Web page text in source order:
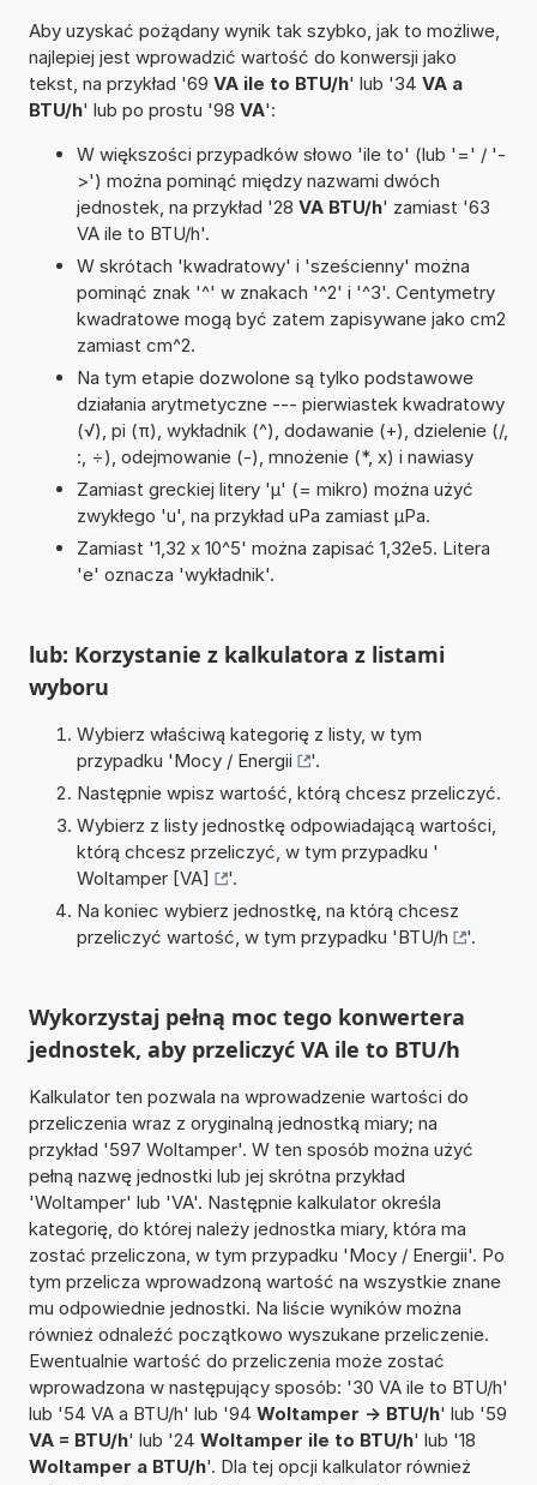
Aby uzyskać pożądany wynik tak szybko, jak to możliwe,
najlepiej jest wprowadzić wartość do konwersji jako
tekst, na przykład '69 VA ile to BTU/h' lub '34 VA a
BTU/h' lub po prostu '98 VA':
W większości przypadków słowo 'ile to' (lub '=' / '-
>') można pominąć między nazwami dwóch
jednostek, na przykład '28 VA BTU/h' zamiast '63
VA ile to BTU/h'.
W skrótach 'kwadratowy' i 'sześcienny' można
pominąć znak '^' w znakach '^2' i '^3'. Centymetry
kwadratowe mogą być zatem zapisywane jako cm2
zamiast cm^2.
Na tym etapie dozwolone są tylko podstawowe
działania arytmetyczne --- pierwiastek kwadratowy
(√), pi (π), wykładnik (^), dodawanie (+), dzielenie (/,
:, ÷), odejmowanie (-), mnożenie (*, x) i nawiasy
Zamiast greckiej litery 'µ' (= mikro) można użyć
zwykłego 'u', na przykład uPa zamiast µPa.
Zamiast '1,32 x 10^5' można zapisać 1,32e5. Litera
'e' oznacza 'wykładnik'.
lub: Korzystanie z kalkulatora z listami
wyboru
Wybierz właściwą kategorię z listy, w tym
przypadku 'Mocy / Energii
'.
Następnie wpisz wartość, którą chcesz przeliczyć.
Wybierz z listy jednostkę odpowiadającą wartości,
którą chcesz przeliczyć, w tym przypadku '
Woltamper [VA]
'.
Na koniec wybierz jednostkę, na którą chcesz
przeliczyć wartość, w tym przypadku 'BTU/h '.
Wykorzystaj pełną moc tego konwertera
jednostek, aby przeliczyć VA ile to BTU/h
Kalkulator ten pozwala na wprowadzenie wartości do
przeliczenia wraz z oryginalną jednostką miary; na
przykład '597 Woltamper'. W ten sposób można użyć
pełną nazwę jednostki lub jej skrótna przykład
'Woltamper' lub 'VA'. Następnie kalkulator określa
kategorię, do której należy jednostka miary, która ma
zostać przeliczona, w tym przypadku 'Mocy / Energii'. Po
tym przelicza wprowadzoną wartość na wszystkie znane
mu odpowiednie jednostki. Na liście wyników można
również odnaleźć początkowo wyszukane przeliczenie.
Ewentualnie wartość do przeliczenia może zostać
wprowadzona w następujący sposób: '30 VA ile to BTU/h'
lub '54 VA a BTU/h' lub '94 Woltamper -> BTU/h' lub '59
VA = BTU/h' lub '24 Woltamper ile to BTU/h' lub '18
Woltamper a BTU/h'. Dla tej opcji kalkulator również